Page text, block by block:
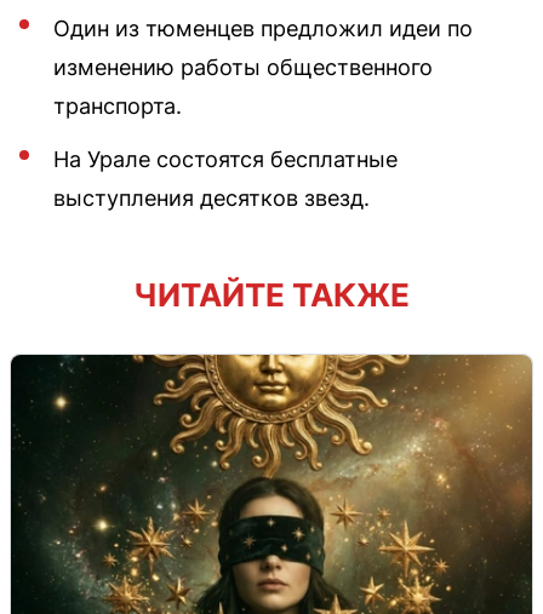
Один из тюменцев предложил идеи по
изменению работы общественного
транспорта.
На Урале состоятся бесплатные
выступления десятков звезд.
ЧИТАЙТЕ ТАКЖЕ